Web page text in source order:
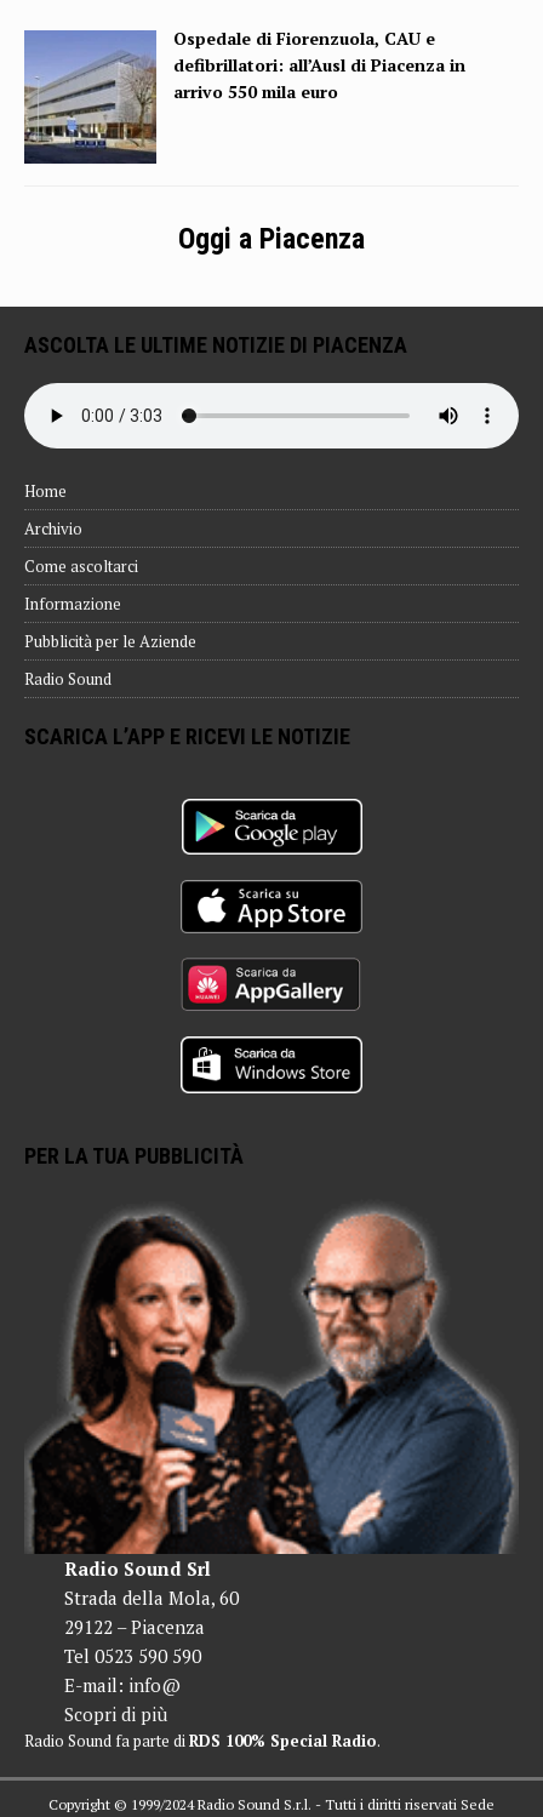
Ospedale di Fiorenzuola, CAU e
defibrillatori: all’Ausl di Piacenza in
arrivo 550 mila euro
Oggi a Piacenza
ASCOLTA LE ULTIME NOTIZIE DI PIACENZA
Home
Archivio
Come ascoltarci
Informazione
Pubblicità per le Aziende
Radio Sound
SCARICA L’APP E RICEVI LE NOTIZIE
PER LA TUA PUBBLICITÀ
Radio Sound Srl
Strada della Mola, 60
29122 – Piacenza
Tel 0523 590 590
E-mail: info@
Scopri di più
Radio Sound fa parte diRDS 100% Special Radio.
Copyright © 1999/2024 Radio Sound S.r.l. - Tutti i diritti riservati Sede